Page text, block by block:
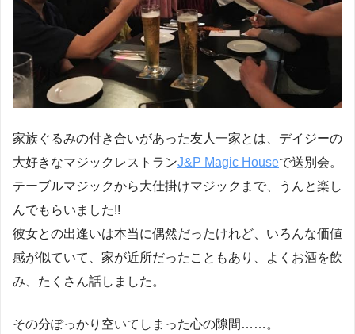
家族ぐるみの付き合いがあった友人一家とは、デイジーの
大好きなマジックレストランJ&P Magic Houseで送別会。
テーブルマジックから大仕掛けマジックまで、うんと楽し
んでもらいました!!
彼女との出逢いは本当に偶然だったけれど、いろんな価値
感が似ていて、家が近所だったこともあり、よくお酒を飲
み、たくさん話しました。
その分ぽっかり空いてしまった心の隙間……。